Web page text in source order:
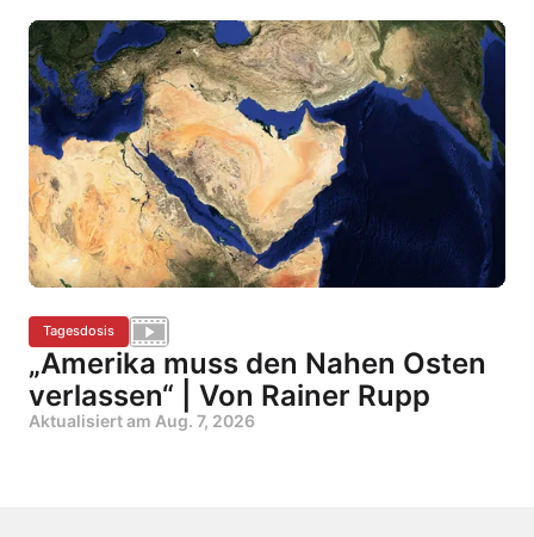
Tagesdosis
„Amerika muss den Nahen Osten
verlassen“ | Von Rainer Rupp
Aktualisiert am Aug. 7, 2026